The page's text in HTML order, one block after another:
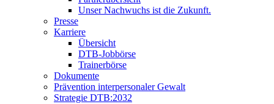
Unser Nachwuchs ist die Zukunft.
Presse
Karriere
Übersicht
DTB-Jobbörse
Trainerbörse
Dokumente
Prävention interpersonaler Gewalt
Strategie DTB:2032